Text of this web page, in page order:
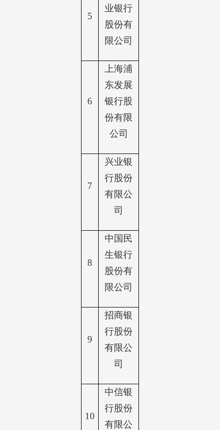
5
业银行
股份有
限公司
6
上海浦
东发展
银行股
份有限
公司
7
兴业银
行股份
有限公
司
8
中国民
生银行
股份有
限公司
9
招商银
行股份
有限公
司
10
中信银
行股份
有限公